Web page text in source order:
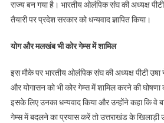
राज्य बन गया है। भारतीय ओलंपिक संघ की अध्यक्ष
तैयारी पर प्रदेश सरकार को धन्यवाद ज्ञापित किया।
योग और मलखंब भी कोर गेम्स में शामिल
इस मौके पर भारतीय ओलंपिक संघ की अध्यक्ष पीटी
और योगासन को भी कोर गेम्स में शामिल करने की
इसके लिए उनका धन्यवाद किया और उन्होंने कहा कि वे
गेम्स में बदलने का प्रयास करें तो उत्तराखंड के